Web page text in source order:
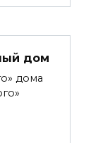
дом
дома